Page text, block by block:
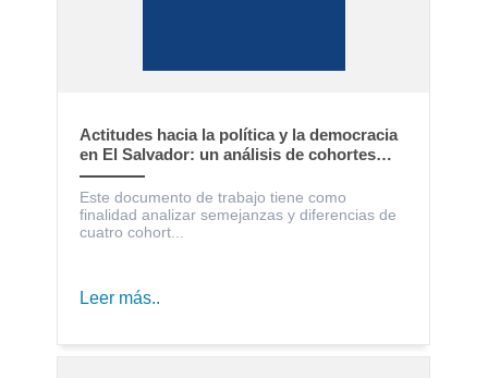
Actitudes hacia la política y la democracia
en El Salvador: un análisis de cohortes
generacionales
Este documento de trabajo tiene como
finalidad analizar semejanzas y diferencias de
cuatro cohort...
Leer más..